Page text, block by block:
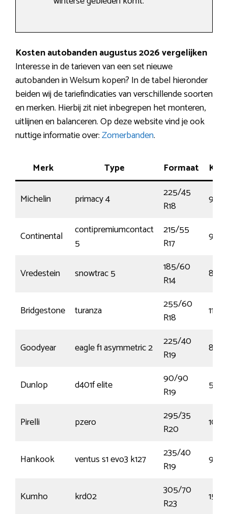
Kosten autobanden augustus 2026 vergelijken
Interesse in de tarieven van een set nieuwe
autobanden in Welsum kopen? In de tabel hieronder
beiden wij de tariefindicaties van verschillende soorten
en merken. Hierbij zit niet inbegrepen het monteren,
uitlijnen en balanceren. Op deze website vind je ook
nuttige informatie over:Zomerbanden.
Merk Type Formaat
Michelin primacy 4
225/45
R18
95W
Continental
contipremiumcontact
5
215/55
R17
94W
Vredestein snowtrac 5
185/60
R14
82T
Bridgestone turanza
255/60
R18
112V
Goodyear eagle f1 asymmetric 2
225/40
R19
89Y
Dunlop d401f elite
90/90
R19
52H
Pirelli pzero
295/35
R20
105Y
Hankook ventus s1 evo3 k127
235/40
R19
96W
Kumho krd02
305/70
R23
152L